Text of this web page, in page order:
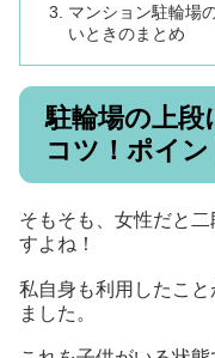
マンション駐輪場
いときのまとめ
駐輪場の上段
コツ！ポイ
そもそも、女性だと
すよね！
私自身も利用したこ
ました。